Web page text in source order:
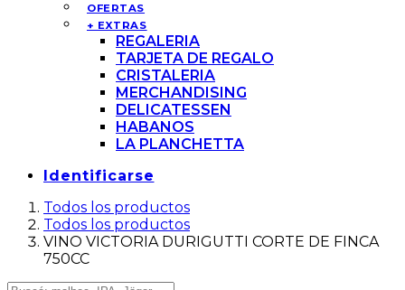
OFERTAS
+ EXTRAS
REGALERIA
TARJETA DE REGALO
CRISTALERIA
MERCHANDISING
DELICATESSEN
HABANOS
LA PLANCHETTA
Identificarse
Todos los productos
Todos los productos
VINO VICTORIA DURIGUTTI CORTE DE FINCA
750CC